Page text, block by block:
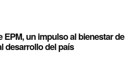
EPM, un impulso al bienestar de
desarrollo del país